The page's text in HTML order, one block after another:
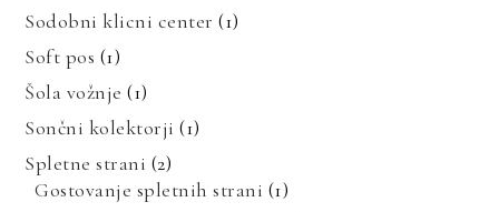
Sodobni klicni center (1)
Soft pos (1)
Šola vožnje (1)
Sončni kolektorji (1)
Spletne strani (2)
Gostovanje spletnih strani (1)